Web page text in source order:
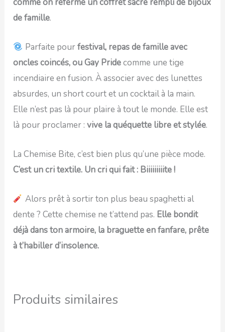
de famille.
Parfaite pourfestival, repas de famille avec
oncles coincés, ou Gay Pridecomme une tige
incendiaire en fusion. À associer avec des lunettes
absurdes, un short court et un cocktail à la main.
Elle n’est pas là pour plaire à tout le monde. Elle est
là pour proclamer :vive la quéquette libre et stylée.
La Chemise Bite, c’est bien plus qu’une pièce mode.
C’est un cri textile. Un cri qui fait : Biiiiiiiiite !
Alors prêt à sortir ton plus beau spaghetti al
dente ? Cette chemise ne t’attend pas. Elle bondit
déjà dans ton armoire, la braguette en fanfare, prête
à t’habiller d’insolence.
Produits similaires